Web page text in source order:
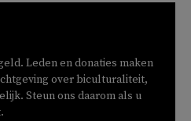
Leden en donaties maken
over biculturaliteit,
Steun ons daarom als u